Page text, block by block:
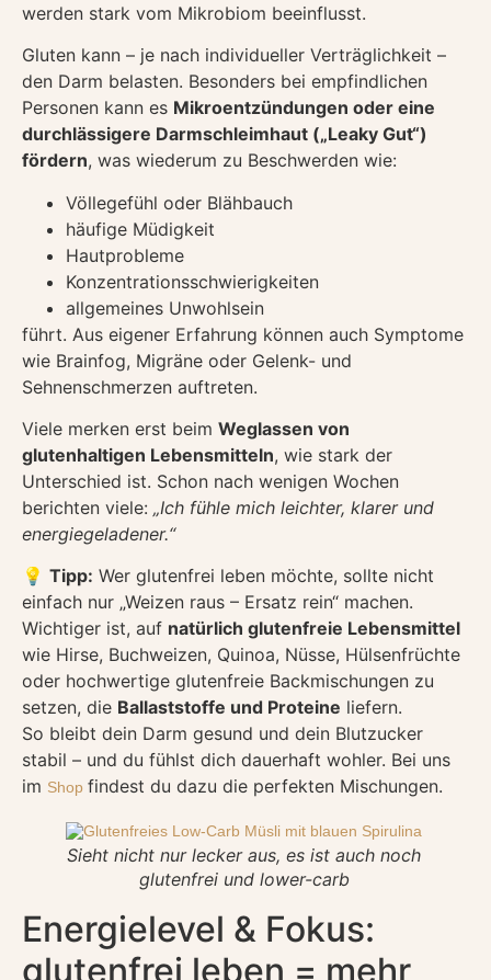
werden stark vom Mikrobiom beeinflusst.
Gluten kann – je nach individueller Verträglichkeit –
den Darm belasten. Besonders bei empfindlichen
Personen kann es Mikroentzündungen oder eine
durchlässigere Darmschleimhaut („Leaky Gut“)
fördern, was wiederum zu Beschwerden wie:
Völlegefühl oder Blähbauch
häufige Müdigkeit
Hautprobleme
Konzentrationsschwierigkeiten
allgemeines Unwohlsein
führt. Aus eigener Erfahrung können auch Symptome
wie Brainfog, Migräne oder Gelenk- und
Sehnenschmerzen auftreten.
Viele merken erst beim Weglassen von
glutenhaltigen Lebensmitteln, wie stark der
Unterschied ist. Schon nach wenigen Wochen
berichten viele: „Ich fühle mich leichter, klarer und
energiegeladener.“
💡 Tipp: Wer glutenfrei leben möchte, sollte nicht
einfach nur „Weizen raus – Ersatz rein“ machen.
Wichtiger ist, auf natürlich glutenfreie Lebensmittel
wie Hirse, Buchweizen, Quinoa, Nüsse, Hülsenfrüchte
oder hochwertige glutenfreie Backmischungen zu
setzen, die Ballaststoffe und Proteine liefern.
So bleibt dein Darm gesund und dein Blutzucker
stabil – und du fühlst dich dauerhaft wohler. Bei uns
im Shop findest du dazu die perfekten Mischungen.
Sieht nicht nur lecker aus, es ist auch noch
glutenfrei und lower-carb
Energielevel & Fokus:
glutenfrei leben = mehr